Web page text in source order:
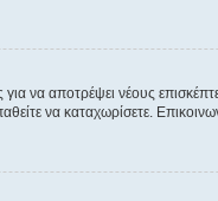
να αποτρέψει νέους
να καταχωρίσετε.